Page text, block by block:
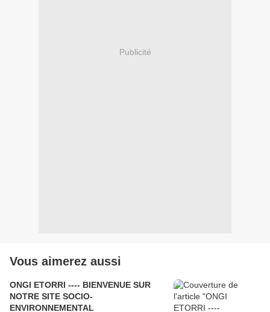
Publicité
Vous aimerez aussi
ONGI ETORRI ---- BIENVENUE SUR
NOTRE SITE SOCIO-
ENVIRONNEMENTAL